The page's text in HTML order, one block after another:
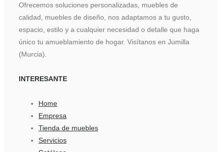
Ofrecemos soluciones personalizadas, muebles de
calidad, muebles de diseño, nos adaptamos a tu gusto,
espacio, estilo y a cualquier necesidad o detalle que haga
único tu amueblamiento de hogar. Visítanos en Jumilla
(Murcia).
INTERESANTE
Home
Empresa
Tienda de muebles
Servicios